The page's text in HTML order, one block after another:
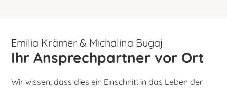
Emilia Krämer & Michalina Bugaj
Ihr Ansprechpartner vor Ort
Wir wissen, dass dies ein Einschnitt in das Leben der